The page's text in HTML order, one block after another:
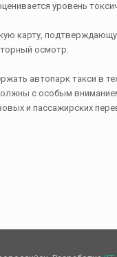
уровень
карту,
осмотр.
автопарк такси в
с особым
и пассажирских